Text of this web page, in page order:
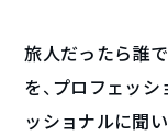
旅人だったら誰
を、プロフェッ
ッショナルに聞